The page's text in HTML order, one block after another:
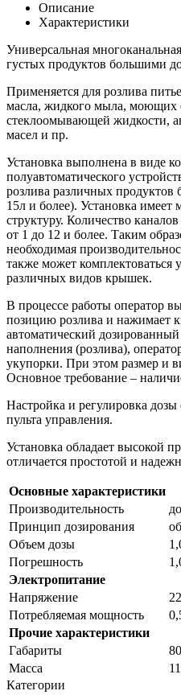
Описание
Характеристики
Универсальная
густых продуктов большими
Применяется для розлива
масла, жидкого мыла, моющих
стеклоомывающей жидкости,
масел и пр.
Установка выполнена в виде
полуавтоматического
розлива различных
15л и более). Установка
структуру. Количество
от 1 до 12 и более. Таким
необходимая
также может комплектоваться
различных видов крышек.
В процессе работы оператор
позицию розлива и нажимает
автоматический
наполнения (розлива),
укупорки. При этом размер и
Основное требование –
Настройка и регулировка
пульта управления.
Установка обладает высокой
отличается простотой и
Основные характеристики
Производительность
Принцип дозирования
Объем дозы
Погрешность
Электропитание
Напряжение
Потребляемая мощность
Прочие характеристики
Габариты
Масса
Категории